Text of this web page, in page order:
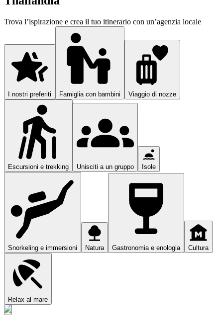
Trova l’ispirazione e crea il tuo itinerario con un’agenzia locale
I nostri preferiti Famiglia con bambini Viaggio di nozze
Escursioni e trekking Unisciti a un gruppo Isole
Snorkeling e immersioni Natura Gastronomia e enologia Cultura
Relax al mare